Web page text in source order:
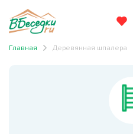
Главная Деревянная шпалера